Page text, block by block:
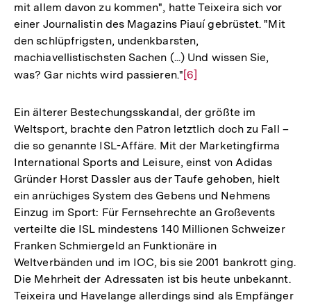
mit allem davon zu kommen", hatte Teixeira sich vor
einer Journalistin des Magazins Piauí gebrüstet. "Mit
den schlüpfrigsten, undenkbarsten,
machiavellistischsten Sachen (...) Und wissen Sie,
was? Gar nichts wird passieren." Zur
der
Fußnote
[6]
Ein älterer Bestechungsskandal, der größte im
Weltsport, brachte den Patron letztlich doch zu Fall –
die so genannte ISL-Affäre. Mit der Marketingfirma
International Sports and Leisure, einst von Adidas
Gründer Horst Dassler aus der Taufe gehoben, hielt
ein anrüchiges System des Gebens und Nehmens
Einzug im Sport: Für Fernsehrechte an Großevents
verteilte die ISL mindestens 140 Millionen Schweizer
Franken Schmiergeld an Funktionäre in
Weltverbänden und im IOC, bis sie 2001 bankrott ging.
Die Mehrheit der Adressaten ist bis heute unbekannt.
Teixeira und Havelange allerdings sind als Empfänger